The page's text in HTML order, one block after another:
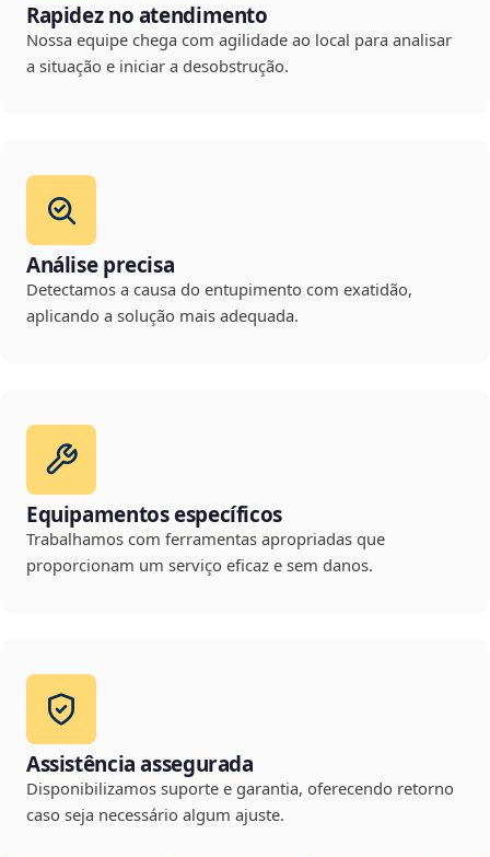
Rapidez no atendimento
Nossa equipe chega com agilidade ao local para analisar
a situação e iniciar a desobstrução.
Análise precisa
Detectamos a causa do entupimento com exatidão,
aplicando a solução mais adequada.
Equipamentos específicos
Trabalhamos com ferramentas apropriadas que
proporcionam um serviço eficaz e sem danos.
Assistência assegurada
Disponibilizamos suporte e garantia, oferecendo retorno
caso seja necessário algum ajuste.